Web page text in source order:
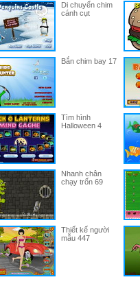
Di chuyển chim
cánh cụt
Bắn chim bay 17
Tìm hình
Halloween 4
Nhanh chân
chạy trốn 69
Thiết kế người
mẫu 447